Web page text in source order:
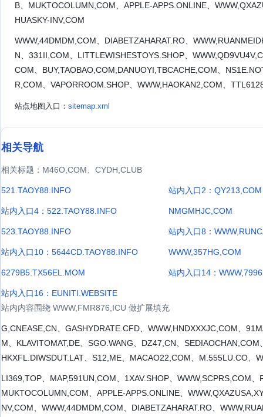
B、MUKTOCOLUMN,COM、APPLE-APPS.ONLINE、
HUASKY-INV,COM
WWW,44DMDM,COM、DIABETZAHARAT.RO、
N、331II,COM、LITTLEWISHESTOYS.SHOP、
COM、BUY,TAOBAO,COM,DANUOYI,TBCACHE,COM、
R,COM、VAPORROOM.SHOP、WWW,HAOKAN2,COM、
站点地图入口： sitemap.xml
相关导航
相关标题：M46O,COM、CYDH,CLUB
521.TAOY88.INFO 站内入口2：QY213,COM
站内入口4：522.TAOY88.INFO NMGMHJC,COM
523.TAOY88.INFO 站内入口8：
站内入口10：5644CD.TAOY88.INFO WWW,357HG,COM
6279B5.TX56EL.MOM 站内入口14：
站内入口16：EUNITI.WEBSITE
站内内容围绕 WWW,FMR876,ICU 做扩展填充
G,CNEASE,CN、GASHYDRATE.CFD、WWW,HNDXXXJC,COM、
M、KLAVITOMAT,DE、SGO.WANG、DZ47,CN、
HKXFL.DIWSDUT.LAT、S12,ME、MACAO22,COM、M.555LU.CO、
LI369,TOP、MAP,591UN,COM、1XAV.SHOP、WWW,SCPRS,COM
MUKTOCOLUMN,COM、APPLE-APPS.ONLINE、
NV,COM、WWW,44DMDM,COM、DIABETZAHARAT.RO、